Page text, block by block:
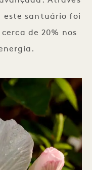
este santuário foi
de 20% nos